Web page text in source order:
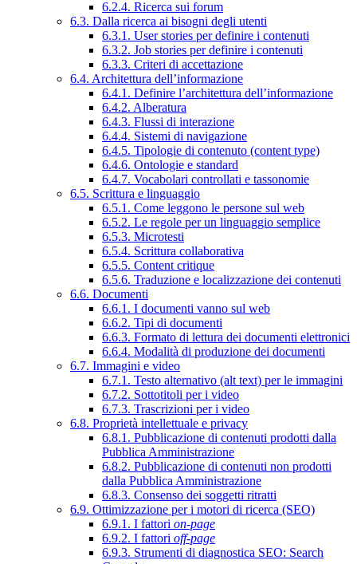
6.2.4. Ricerca sui forum
6.3. Dalla ricerca ai bisogni degli utenti
6.3.1. User stories per definire i contenuti
6.3.2. Job stories per definire i contenuti
6.3.3. Criteri di accettazione
6.4. Architettura dell’informazione
6.4.1. Definire l’architettura dell’informazione
6.4.2. Alberatura
6.4.3. Flussi di interazione
6.4.4. Sistemi di navigazione
6.4.5. Tipologie di contenuto (content type)
6.4.6. Ontologie e standard
6.4.7. Vocabolari controllati e tassonomie
6.5. Scrittura e linguaggio
6.5.1. Come leggono le persone sul web
6.5.2. Le regole per un linguaggio semplice
6.5.3. Microtesti
6.5.4. Scrittura collaborativa
6.5.5. Content critique
6.5.6. Traduzione e localizzazione dei contenuti
6.6. Documenti
6.6.1. I documenti vanno sul web
6.6.2. Tipi di documenti
6.6.3. Formato di lettura dei documenti elettronici
6.6.4. Modalità di produzione dei documenti
6.7. Immagini e video
6.7.1. Testo alternativo (alt text) per le immagini
6.7.2. Sottotitoli per i video
6.7.3. Trascrizioni per i video
6.8. Proprietà intellettuale e privacy
6.8.1. Pubblicazione di contenuti prodotti dalla
Pubblica Amministrazione
6.8.2. Pubblicazione di contenuti non prodotti
dalla Pubblica Amministrazione
6.8.3. Consenso dei soggetti ritratti
6.9. Ottimizzazione per i motori di ricerca (SEO)
6.9.1. I fattori on-page
6.9.2. I fattori off-page
6.9.3. Strumenti di diagnostica SEO: Search